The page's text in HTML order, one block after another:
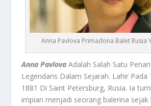
Anna Pavlova Primadona Balet Rusia
Anna Pavlova Adalah Salah Satu
Legendaris Dalam Sejarah. Lahir Pada
1881 Di Saint Petersburg, Rusia. Ia
impian menjadi seorang balerina sejak